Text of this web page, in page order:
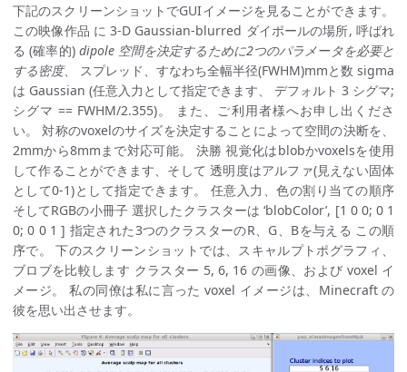
下記のスクリーンショットでGUIイメージを見ることができます。
この映像作品 に 3-D Gaussian-blurred ダイポールの場所, 呼ばれ
る (確率的) dipole 空間を決定するために2つのパラメータを必要と
する密度、 スプレッド、すなわち全幅半径(FWHM)mmと数 sigma
は Gaussian (任意入力として指定できます、 デフォルト 3 シグマ;
シグマ == FWHM/2.355)。 また、ご利用者様へお申し出くださ
い。 対称のvoxelのサイズを決定することによって空間の決断を、
2mmから8mmまで対応可能。 決勝 視覚化はblobかvoxelsを使用
して作ることができます、そして 透明度はアルファ(見えない固体
として0-1)として指定できます。 任意入力、色の割り当ての順序
そしてRGBの小冊子 選択したクラスターは ‘blobColor’, [1 0 0; 0 1
0; 0 0 1 ] 指定された3つのクラスターのR、G、Bを与える この順
序で。 下のスクリーンショットでは、スキャルプトポグラフィ、
ブロブを比較します クラスター 5, 6, 16 の画像、および voxel イ
メージ。 私の同僚は私に言った voxel イメージは、Minecraft の
彼を思い出させます。